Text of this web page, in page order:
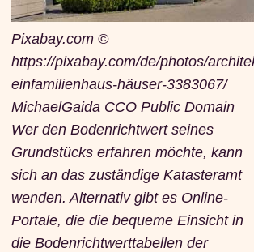
Pixabay.com ©
https://pixabay.com/de/photos/
einfamilienhaus-häuser-3383067/
MichaelGaida CCO Public Domain
Wer den Bodenrichtwert seines
Grundstücks erfahren möchte, kann
sich an das zuständige Katasteramt
wenden. Alternativ gibt es Online-
Portale, die die bequeme Einsicht in
die Bodenrichtwerttabellen der